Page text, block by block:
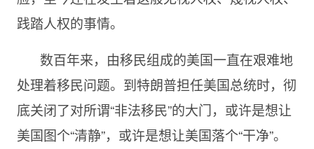
践踏人权的事情。
数百年来，由移民组成的美国一直在艰难地
处理着移民问题。到特朗普担任美国总统时，彻
底关闭了对所谓“非法移民”的大门，或许是想让
美国图个“清静”，或许是想让美国落个“干净”。